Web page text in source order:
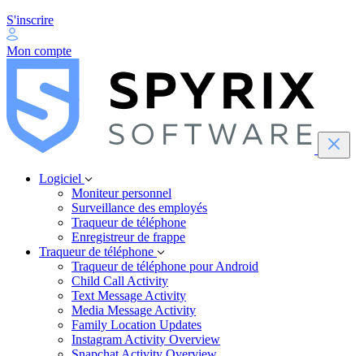
S'inscrire
Mon compte
Logiciel
Moniteur personnel
Surveillance des employés
Traqueur de téléphone
Enregistreur de frappe
Traqueur de téléphone
Traqueur de téléphone pour Android
Child Call Activity
Text Message Activity
Media Message Activity
Family Location Updates
Instagram Activity Overview